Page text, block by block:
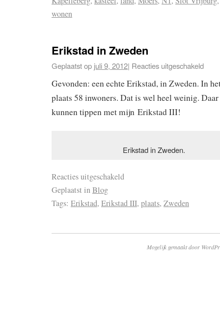
wonen
Erikstad in Zweden
Geplaatst op juli 9, 2012| Reacties uitgeschakeld
Gevonden: een echte Erikstad, in Zweden. In
plaats 58 inwoners. Dat is wel heel weinig.
kunnen tippen met mijn Erikstad III!
Erikstad in Zweden.
Reacties uitgeschakeld
Geplaatst inBlog
Tags: Erikstad, Erikstad III, plaats, Zweden
Mogelijk gemaakt door